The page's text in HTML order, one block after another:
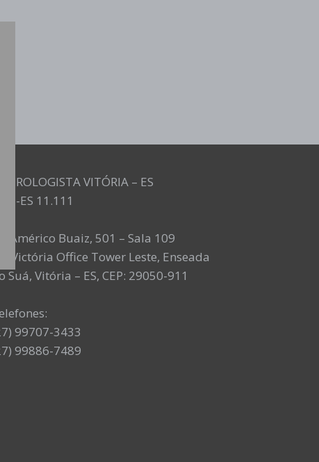
VITÓRIA – ES
ES 11.111
Américo Buaiz, 501 – Sala 109
Victória Office Tower Leste, Enseada
Suá, Vitória – ES, CEP: 29050-911
99707-3433
99886-7489